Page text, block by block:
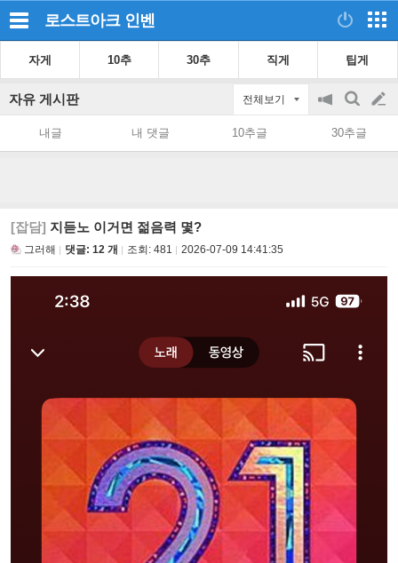
로스트아크 인벤
자게 10추 30추 직게 팁게
자유 게시판 전체보기
공
지
on/off
검
색
글
쓰
내글 내 댓글 10추글 30추글
[잡담] 지듣노 이거면 젊음력 몇?
그러해 댓글: 12 개 조회: 481 2026-07-09 14:41:35